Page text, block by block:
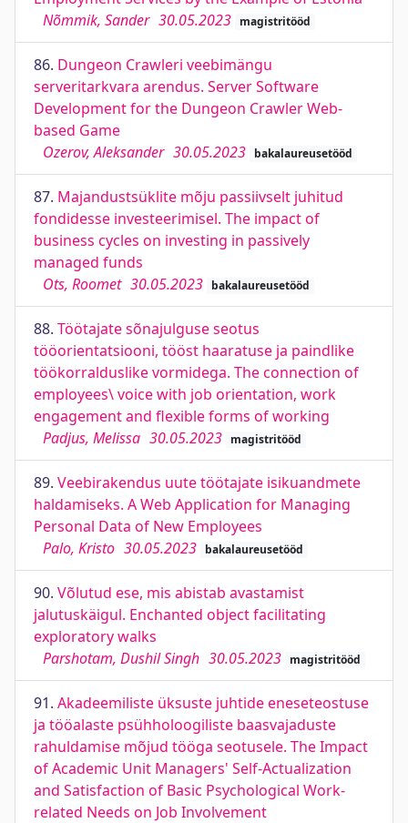
Nõmmik, Sander 30.05.2023 magistritööd
86. Dungeon Crawleri veebimängu
serveritarkvara arendus. Server Software
Development for the Dungeon Crawler Web-
based Game
Ozerov, Aleksander 30.05.2023 bakalaureusetööd
87. Majandustsüklite mõju passiivselt juhitud
fondidesse investeerimisel. The impact of
business cycles on investing in passively
managed funds
Ots, Roomet 30.05.2023 bakalaureusetööd
88. Töötajate sõnajulguse seotus
tööorientatsiooni, tööst haaratuse ja paindlike
töökorralduslike vormidega. The connection of
employees\ voice with job orientation, work
engagement and flexible forms of working
Padjus, Melissa 30.05.2023 magistritööd
89. Veebirakendus uute töötajate isikuandmete
haldamiseks. A Web Application for Managing
Personal Data of New Employees
Palo, Kristo 30.05.2023 bakalaureusetööd
90. Võlutud ese, mis abistab avastamist
jalutuskäigul. Enchanted object facilitating
exploratory walks
Parshotam, Dushil Singh 30.05.2023 magistritööd
91. Akadeemiliste üksuste juhtide eneseteostuse
ja tööalaste psühholoogiliste baasvajaduste
rahuldamise mõjud tööga seotusele. The Impact
of Academic Unit Managers' Self-Actualization
and Satisfaction of Basic Psychological Work-
related Needs on Job Involvement